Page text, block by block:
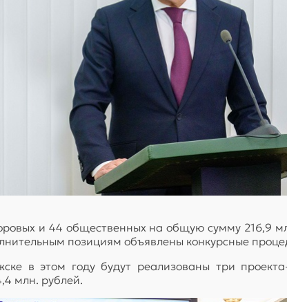
и 44 общественных на общую сумму 216,9
позициям объявлены конкурсные
в этом году будут реализованы три
млн. рублей.